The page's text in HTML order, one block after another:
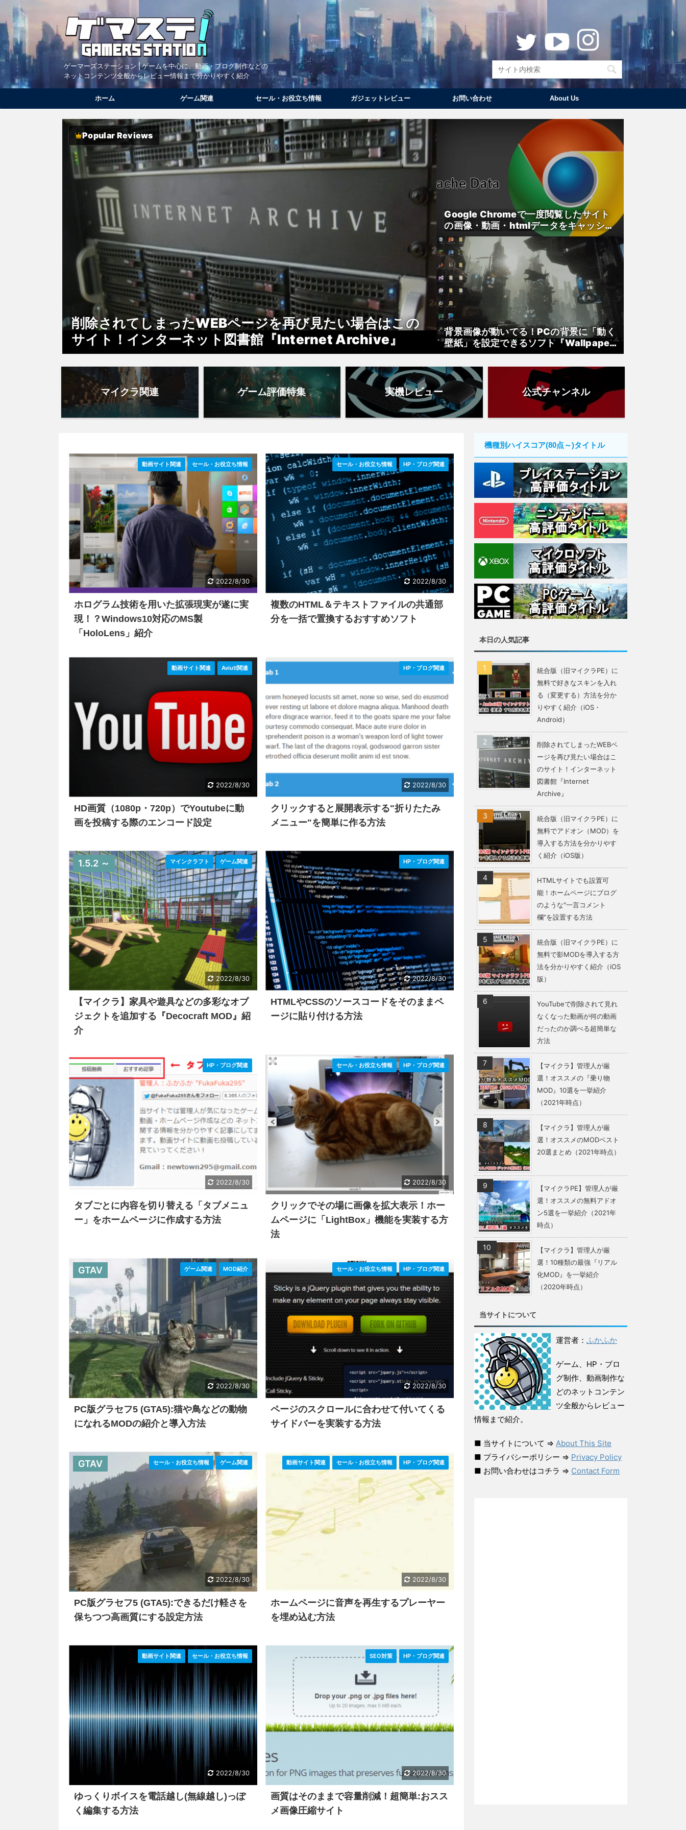
ゲーマーズステーション | ゲームを中心に、動画・ブログ制作などの
ネットコンテンツ全般からレビュー情報まで分かりやすく紹介
ホーム ゲーム関連 セール・お役立ち情報 ガジェットレビュー お問い合わせ About Us
Popular Reviews
削除されてしまったWEBページを再び見たい場合はこの
サイト！インターネット図書館『Internet Archive』
Google Chromeで一度閲覧したサイト
の画像・動画・htmlデータをキャッシュ
から取得できる無料ソフト
背景画像が動いてる！PCの背景に「動く
壁紙」を設定できるソフト『Wallpaper
Engine』紹介
マイクラ関連 ゲーム評価特集 実機レビュー 公式チャンネル
セール・お役立ち情報
動画サイト関連
2022/8/30
ホログラム技術を用いた拡張現実が遂に実
現！？Windows10対応のMS製
「HoloLens」紹介
HP・ブログ関連
セール・お役立ち情報
2022/8/30
複数のHTML＆テキストファイルの共通部
分を一括で置換するおすすめソフト
Aviutl関連
動画サイト関連
2022/8/30
HD画質（1080p・720p）でYoutubeに動
画を投稿する際のエンコード設定
HP・ブログ関連
2022/8/30
クリックすると展開表示する"折りたたみ
メニュー"を簡単に作る方法
1.5.2 ～ ゲーム関連
マインクラフト
2022/8/30
【マイクラ】家具や遊具などの多彩なオブ
ジェクトを追加する『Decocraft MOD』紹
介
HP・ブログ関連
2022/8/30
HTMLやCSSのソースコードをそのままペ
ージに貼り付ける方法
HP・ブログ関連
2022/8/30
タブごとに内容を切り替える「タブメニュ
ー」をホームページに作成する方法
HP・ブログ関連
セール・お役立ち情報
2022/8/30
クリックでその場に画像を拡大表示！ホー
ムページに「LightBox」機能を実装する方
法
GTAV MOD紹介
ゲーム関連
2022/8/30
PC版グラセフ5 (GTA5):猫や鳥などの動物
になれるMODの紹介と導入方法
HP・ブログ関連
セール・お役立ち情報
2022/8/30
ページのスクロールに合わせて付いてくる
サイドバーを実装する方法
GTAV ゲーム関連
セール・お役立ち情報
2022/8/30
PC版グラセフ5 (GTA5):できるだけ軽さを
保ちつつ高画質にする設定方法
HP・ブログ関連
セール・お役立ち情報
動画サイト関連
2022/8/30
ホームページに音声を再生するプレーヤー
を埋め込む方法
セール・お役立ち情報
動画サイト関連
2022/8/30
ゆっくりボイスを電話越し(無線越し)っぽ
く編集する方法
HP・ブログ関連
SEO対策
2022/8/30
画質はそのままで容量削減！超簡単:おスス
メ画像圧縮サイト
機種別ハイスコア(80点～)タイトル
本日の人気記事
統合版（旧マイクラPE）に
無料で好きなスキンを入れ
る（変更する）方法を分か
りやすく紹介（iOS・
Android）
削除されてしまったWEBペ
ージを再び見たい場合はこ
のサイト！インターネット
図書館『Internet
Archive』
統合版（旧マイクラPE）に
無料でアドオン（MOD）を
導入する方法を分かりやす
く紹介（iOS版）
HTMLサイトでも設置可
能！ホームページにブログ
のような"一言コメント
欄"を設置する方法
統合版（旧マイクラPE）に
無料で影MODを導入する方
法を分かりやすく紹介（iOS
版）
YouTubeで削除されて見れ
なくなった動画が何の動画
だったのか調べる超簡単な
方法
【マイクラ】管理人が厳
選！オススメの『乗り物
MOD』10選を一挙紹介
（2021年時点）
【マイクラ】管理人が厳
選！オススメのMODベスト
20選まとめ（2021年時点）
【マイクラPE】管理人が厳
選！オススメの無料アドオ
ン5選を一挙紹介（2021年
時点）
【マイクラ】管理人が厳
選！10種類の最強『リアル
化MOD』を一挙紹介
（2020年時点）
当サイトについて
運営者： ふかふか
ゲーム、HP・ブロ
グ制作、動画制作な
どのネットコンテン
ツ全般からレビュー
情報まで紹介。
■ 当サイトについて ⇒ About This Site
■ プライバシーポリシー ⇒ Privacy Policy
■ お問い合わせはコチラ ⇒ Contact Form